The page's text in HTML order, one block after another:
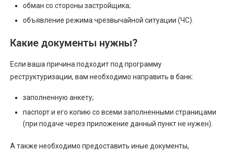
обман со стороны застройщика;
объявление режима чрезвычайной ситуации (ЧС).
Какие документы нужны?
Если ваша причина подходит под программу
реструктуризации, вам необходимо направить в банк:
заполненную анкету;
паспорт и его копию со всеми заполненными страницами
(при подаче через приложение данный пункт не нужен).
А также необходимо предоставить иные документы,